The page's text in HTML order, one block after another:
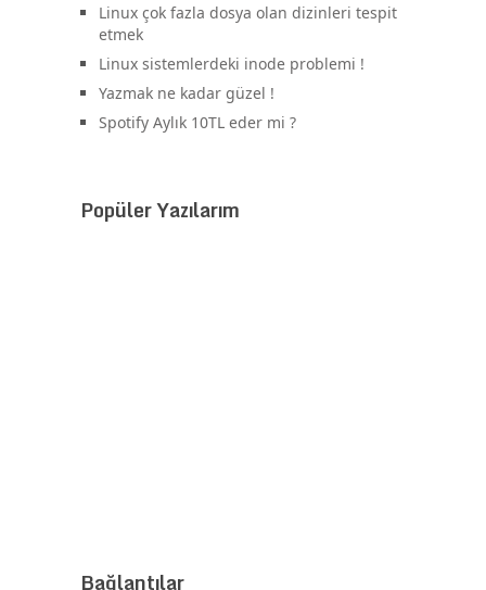
Linux çok fazla dosya olan dizinleri tespit
etmek
Linux sistemlerdeki inode problemi !
Yazmak ne kadar güzel !
Spotify Aylık 10TL eder mi ?
Popüler Yazılarım
Bağlantılar